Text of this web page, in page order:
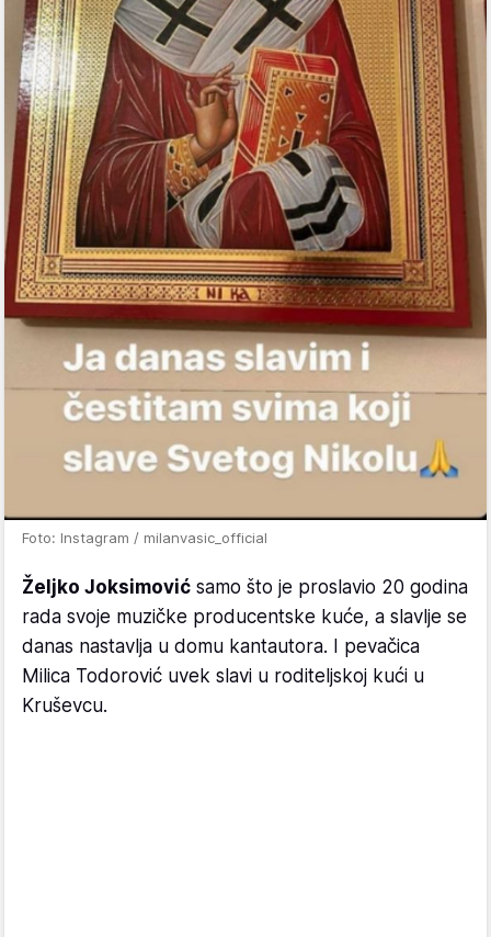
Foto: Instagram / milanvasic_official
Željko Joksimović samo što je proslavio 20 godina
rada svoje muzičke producentske kuće, a slavlje se
danas nastavlja u domu kantautora. I pevačica
Milica Todorović uvek slavi u roditeljskoj kući u
Kruševcu.